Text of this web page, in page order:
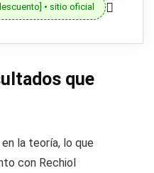
• sitio oficial
que
la teoría, lo que
con Rechiol